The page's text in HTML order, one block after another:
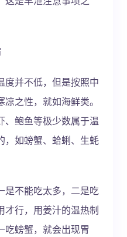
度并不低，但是按照中
之性，就如海鲜类。
、鲍鱼等极少数属于温
，如螃蟹、蛤蜊、生蚝
是不能吃太多，二是吃
才行，用姜汁的温热制
吃螃蟹，就会出现胃